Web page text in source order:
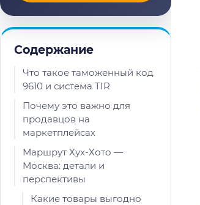
Содержание
Что такое таможенный код
9610 и система TIR
Почему это важно для
продавцов на
маркетплейсах
Маршрут Хух-Хото —
Москва: детали и
перспективы
Какие товары выгодно